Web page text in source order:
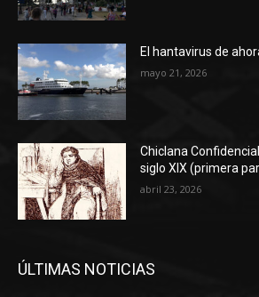
El hantavirus de
mayo 21, 2026
Chiclana
siglo XIX (primera
abril 23, 2026
ÚLTIMAS NOTICIAS